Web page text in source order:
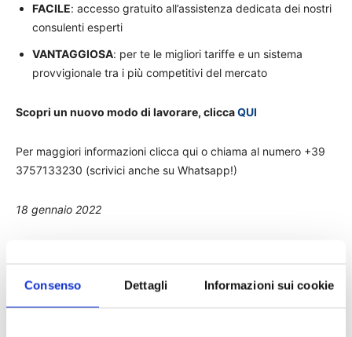
Consenso Dettagli Informazioni sui cookie
FACILE: accesso gratuito all’assistenza dedicata dei nostri
consulenti esperti
VANTAGGIOSA: per te le migliori tariffe e un sistema
provvigionale tra i più competitivi del mercato
Scopri un nuovo modo di lavorare, cliccaQUI
Per maggiori informazioni clicca qui o chiama al numero +39
3757133230 (scrivici anche su Whatsapp!)
18 gennaio 2022